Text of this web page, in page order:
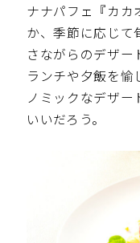
ナナパフェ『カカ
か、季節に応じて
さながらのデザー
ランチや夕飯を愉
ノミックなデザー
いいだろう。